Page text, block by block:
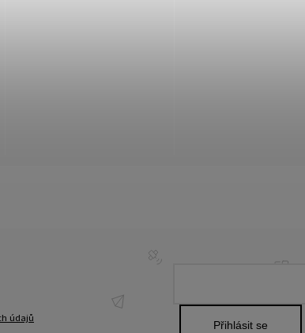
údajů
Přihlásit se